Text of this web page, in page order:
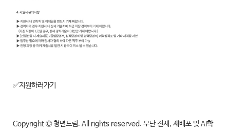
✅지원하러가기
Copyright Ⓒ 청년드림. All rights reserved. 무단 전재, 재배포 및 AI학